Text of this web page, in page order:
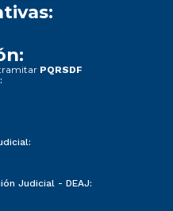
PQRSDF
Judicial - DEAJ: